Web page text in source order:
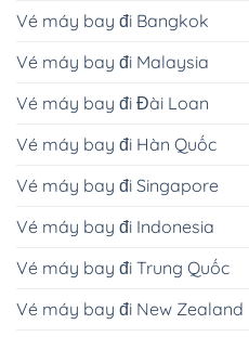
Vé máy bay đi Bangkok
Vé máy bay đi Malaysia
Vé máy bay đi Đài Loan
Vé máy bay đi Hàn Quốc
Vé máy bay đi Singapore
Vé máy bay đi Indonesia
Vé máy bay đi Trung Quốc
Vé máy bay đi New Zealand